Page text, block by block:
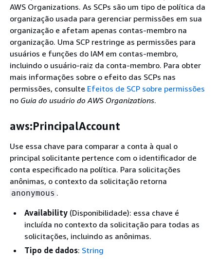
AWS Organizations. As SCPs são um tipo de política da
organização usada para gerenciar permissões em sua
organização e afetam apenas contas-membro na
organização. Uma SCP restringe as permissões para
usuários e funções do IAM em contas-membro,
incluindo o usuário-raiz da conta-membro. Para obter
mais informações sobre o efeito das SCPs nas
permissões, consulte Efeitos de SCP sobre permissões
no Guia do usuário do AWS Organizations.
aws:PrincipalAccount
Use essa chave para comparar a conta à qual o
principal solicitante pertence com o identificador de
conta especificado na política. Para solicitações
anônimas, o contexto da solicitação retorna
anonymous .
Availability (Disponibilidade): essa chave é
incluída no contexto da solicitação para todas as
solicitações, incluindo as anônimas.
Tipo de dados: String